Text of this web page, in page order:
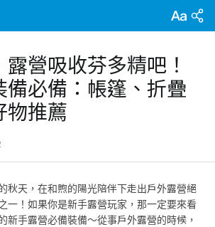
營吸收芬多精吧！
備必備：帳篷、折疊
物推薦
秋天，在和煦的陽光陪伴下走出戶外露營絕
一！如果你是新手露營玩家，那一定要來看
新手露營必備裝備～從事戶外露營的時候，